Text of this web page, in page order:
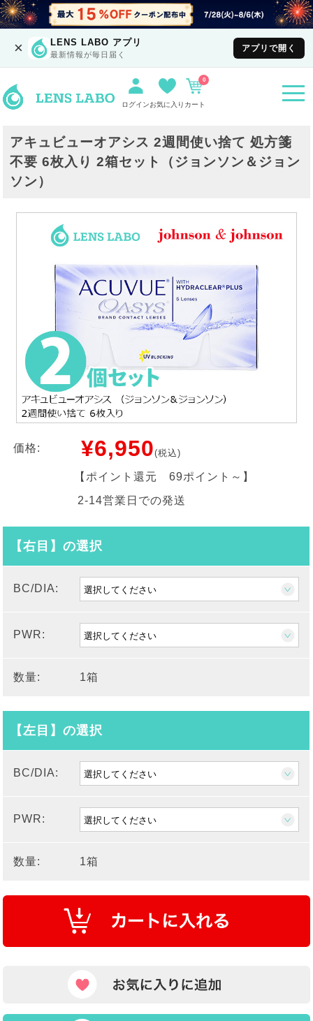
× LENS LABO アプリ
最新情報が毎日届く
アプリで開く
ログインお気に入り カート
0
アキュビューオアシス 2週間使い捨て 処方箋
不要 6枚入り 2箱セット（ジョンソン＆ジョン
ソン）
価格: ¥6,950(税込)
【ポイント還元69ポイント～ 】
2-14営業日での発送
【右目】の選択
BC/DIA:
PWR:
数量: 1箱
【左目】の選択
BC/DIA:
PWR:
数量: 1箱